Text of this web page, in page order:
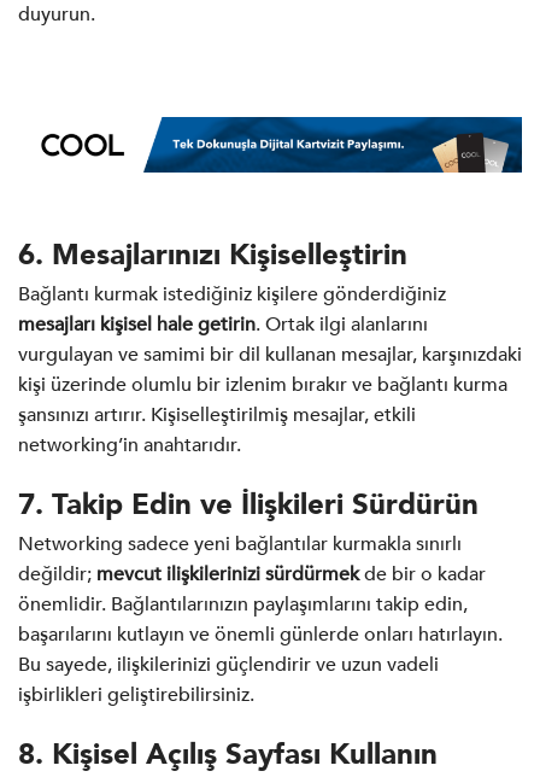
duyurun.
6. Mesajlarınızı Kişiselleştirin
Bağlantı kurmak istediğiniz kişilere gönderdiğiniz
mesajları kişisel hale getirin. Ortak ilgi alanlarını
vurgulayan ve samimi bir dil kullanan mesajlar, karşınızdaki
kişi üzerinde olumlu bir izlenim bırakır ve bağlantı kurma
şansınızı artırır. Kişiselleştirilmiş mesajlar, etkili
networking’in anahtarıdır.
7. Takip Edin ve İlişkileri Sürdürün
Networking sadece yeni bağlantılar kurmakla sınırlı
değildir; mevcut ilişkilerinizi sürdürmekde bir o kadar
önemlidir. Bağlantılarınızın paylaşımlarını takip edin,
başarılarını kutlayın ve önemli günlerde onları hatırlayın.
Bu sayede, ilişkilerinizi güçlendirir ve uzun vadeli
işbirlikleri geliştirebilirsiniz.
8. Kişisel Açılış Sayfası Kullanın